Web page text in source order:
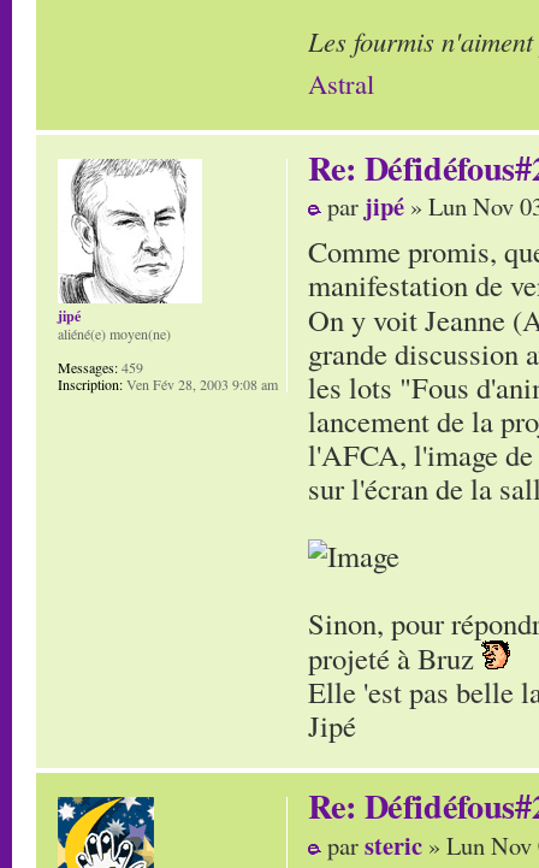
Les fourmis
Astral
Re:
par jipé » Lun Nov
Comme promis,
manifestation de
On y voit Jeanne
grande discussion
les lots "Fous
lancement de la
l'AFCA, l'image de
sur l'écran de la
Sinon, pour
projeté à Bruz
Elle 'est pas belle
Jipé
jipé
aliéné(e) moyen(ne)
Messages:459
Inscription:Ven Fév 28, 2003 9:08 am
Re:
parsteric » Lun Nov